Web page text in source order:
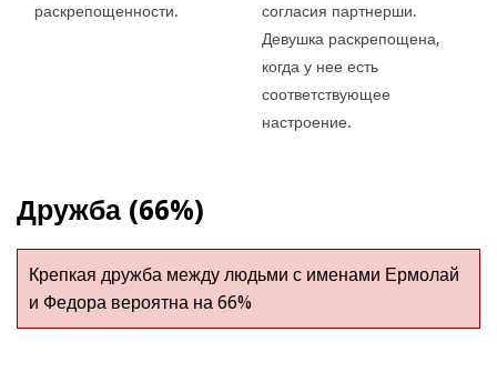
раскрепощенности.
согласия партнерши.
Девушка раскрепощена,
когда у нее есть
соответствующее
настроение.
Дружба (66%)
Крепкая дружба между людьми с именами Ермолай
и Федора вероятна на 66%